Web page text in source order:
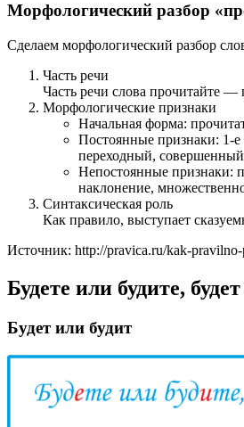
Морфологический разбор
Сделаем морфологический разбор
Часть речи
Часть речи слова прочитайте —
Морфологические признаки
Начальная форма:
Постоянные признаки: 1-е
переходный,
Непостоянные признаки:
наклонение,
Синтаксическая роль
Как правило, выступает
Источник: http://pravica.ru/kak-
Будете или будите,
Будет или будит